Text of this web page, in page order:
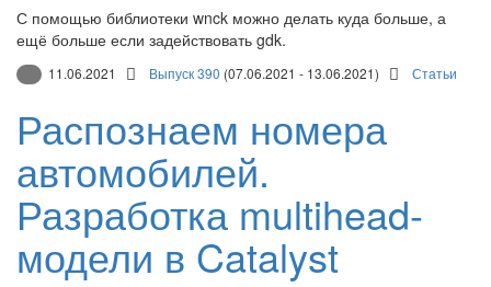
С помощью библиотеки wnck можно делать куда больше, а
ещё больше если задействовать gdk.
11.06.2021 Выпуск 390 (07.06.2021 - 13.06.2021) Статьи
Распознаем номера
автомобилей.
Разработка multihead-
модели в Catalyst